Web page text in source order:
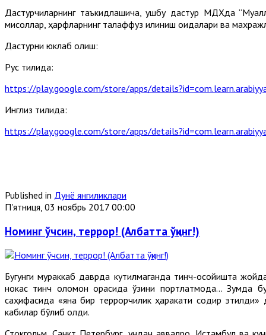
Дастурчиларнинг таъкидлашича, ушбу дастур МДҲда
мисоллар, ҳарфларнинг талаффуз қилиниш қоидалари ва
Дастурни юклаб олиш:
Рус тилида:
https://play.google.com/store/apps/
Инглиз тилида:
https://play.google.com/store/apps/
Published in Дунё янгиликлари
П'ятниця, 03 ноябрь 2017 00:00
Номинг ўчсин, террор! (Албатта ўқинг!)
Бугунги мураккаб даврда кутилмаганда тинч-осойишта
нокас тинч оломон орасида ўзини портлатмоқда... Зумда
саҳифасида «яна бир террорчилик ҳаракати содир этилди»
кабилар бўлиб қолди.